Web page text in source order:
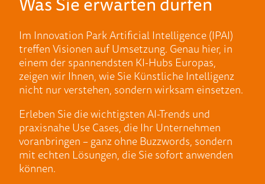
Im Innovation Park Artificial Intelligence (IPAI)
treffen Visionen auf Umsetzung. Genau hier, in
einem der spannendsten KI-Hubs Europas,
zeigen wir Ihnen, wie Sie Künstliche Intelligenz
nicht nur verstehen, sondern wirksam einsetzen.
Erleben Sie die wichtigsten AI-Trends und
praxisnahe Use Cases, die Ihr Unternehmen
voranbringen – ganz ohne Buzzwords, sondern
mit echten Lösungen, die Sie sofort anwenden
können.